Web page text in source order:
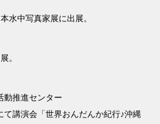
水中写真家展に出展。
。
動推進センター
て講演会「世界おんだんか紀行♪沖縄